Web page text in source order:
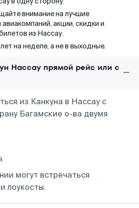
внимание на лучшие
акции, скидки и
из Нассау.
на неделе, а не в выходные.
Нассау прямой рейс или с
из Канкуна в Нассау с
Багамские о-ва двумя
могут встречаться
лоукосты.